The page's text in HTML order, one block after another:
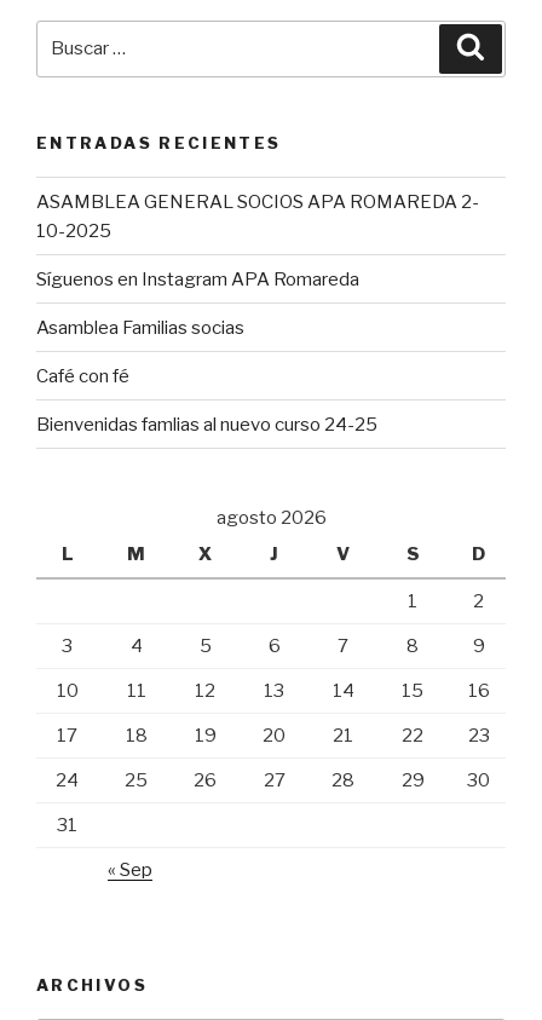
ENTRADAS RECIENTES
ASAMBLEA GENERAL SOCIOS APA ROMAREDA 2-
10-2025
Síguenos en Instagram APA Romareda
Asamblea Familias socias
Café con fé
Bienvenidas famlias al nuevo curso 24-25
agosto 2026
L
M X J V S D
1 2
3 4 5 6 7 8 9
10 11 12 13 14 15 16
17 18 19 20 21 22 23
24 25 26 27 28 29 30
31
« Sep
ARCHIVOS